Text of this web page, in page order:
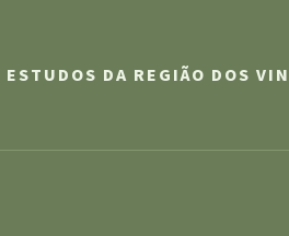
DA REGIÃO DOS